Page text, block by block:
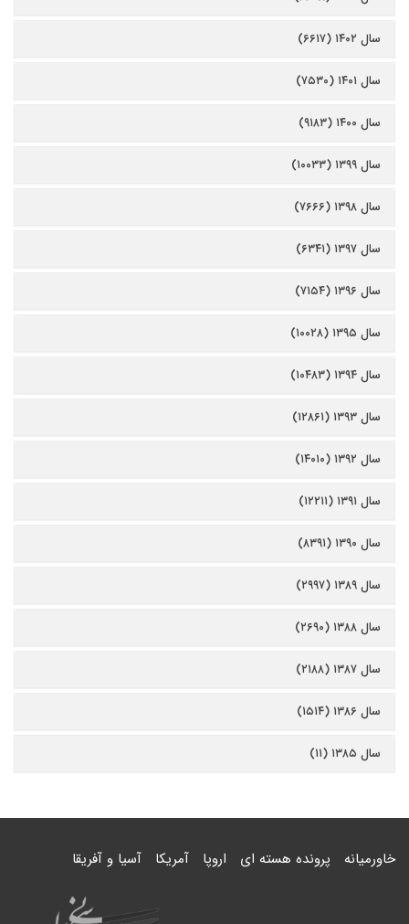
سال ۱۴۰۲ (۶۶۱۷)
سال ۱۴۰۱ (۷۵۳۰)
سال ۱۴۰۰ (۹۱۸۳)
سال ۱۳۹۹ (۱۰۰۳۳)
سال ۱۳۹۸ (۷۶۶۶)
سال ۱۳۹۷ (۶۳۴۱)
سال ۱۳۹۶ (۷۱۵۴)
سال ۱۳۹۵ (۱۰۰۲۸)
سال ۱۳۹۴ (۱۰۴۸۳)
سال ۱۳۹۳ (۱۲۸۶۱)
سال ۱۳۹۲ (۱۴۰۱۰)
سال ۱۳۹۱ (۱۲۲۱۱)
سال ۱۳۹۰ (۸۳۹۱)
سال ۱۳۸۹ (۲۹۹۷)
سال ۱۳۸۸ (۲۶۹۰)
سال ۱۳۸۷ (۲۱۸۸)
سال ۱۳۸۶ (۱۵۱۴)
سال ۱۳۸۵ (۱۱)
خاورمیانه پرونده هسته ای اروپا آمریکا آسیا و آفریقا